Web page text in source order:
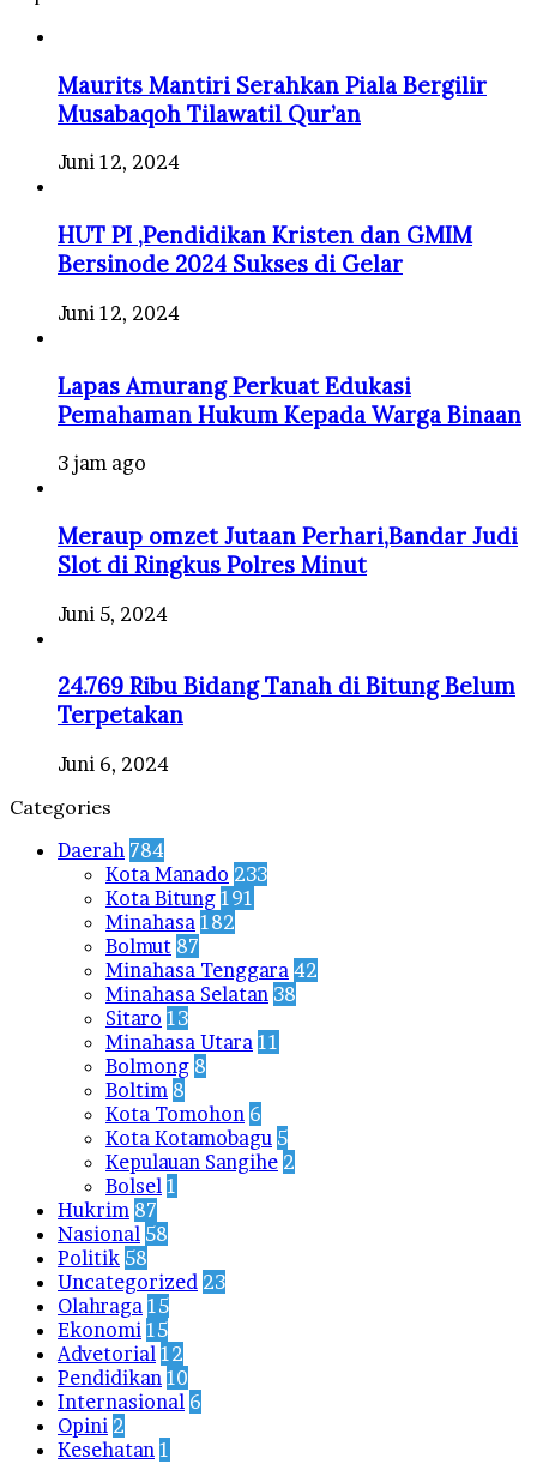
Maurits Mantiri Serahkan Piala Bergilir
Musabaqoh Tilawatil Qur’an
Juni 12, 2024
HUT PI ,Pendidikan Kristen dan GMIM
Bersinode 2024 Sukses di Gelar
Juni 12, 2024
Lapas Amurang Perkuat Edukasi
Pemahaman Hukum Kepada Warga Binaan
3 jam ago
Meraup omzet Jutaan Perhari,Bandar Judi
Slot di Ringkus Polres Minut
Juni 5, 2024
24.769 Ribu Bidang Tanah di Bitung Belum
Terpetakan
Juni 6, 2024
Categories
Daerah 784
Kota Manado 233
Kota Bitung 191
Minahasa 182
Bolmut 87
Minahasa Tenggara 42
Minahasa Selatan 38
Sitaro 13
Minahasa Utara 11
Bolmong 8
Boltim 8
Kota Tomohon 6
Kota Kotamobagu 5
Kepulauan Sangihe 2
Bolsel 1
Hukrim 87
Nasional 58
Politik 58
Uncategorized 23
Olahraga 15
Ekonomi 15
Advetorial 12
Pendidikan 10
Internasional 6
Opini 2
Kesehatan 1